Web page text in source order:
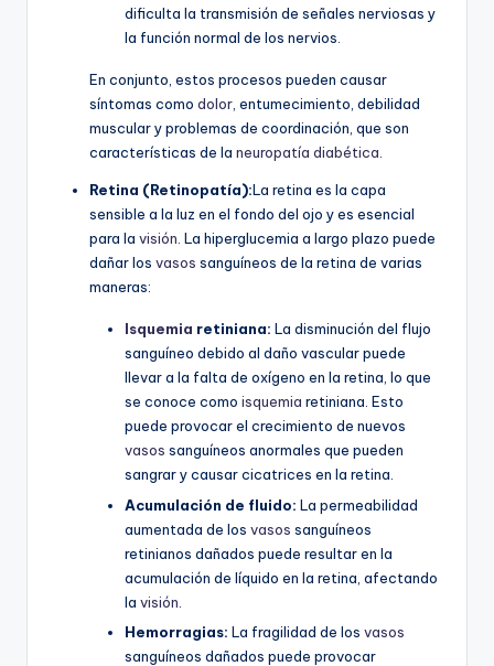
dificulta la transmisión de señales nerviosas y
la función normal de los nervios.
En conjunto, estos procesos pueden causar
síntomas como dolor, entumecimiento, debilidad
muscular y problemas de coordinación, que son
características de la neuropatía diabética.
Retina (Retinopatía):La retina es la capa
sensible a la luz en el fondo del ojo y es esencial
para la visión. La hiperglucemia a largo plazo puede
dañar los vasos sanguíneos de la retina de varias
maneras:
Isquemia retiniana: La disminución del flujo
sanguíneo debido al daño vascular puede
llevar a la falta de oxígeno en la retina, lo que
se conoce como isquemia retiniana. Esto
puede provocar el crecimiento de nuevos
vasos sanguíneos anormales que pueden
sangrar y causar cicatrices en la retina.
Acumulación de fluido: La permeabilidad
aumentada de los vasos sanguíneos
retinianos dañados puede resultar en la
acumulación de líquido en la retina, afectando
la visión
Hemorragias: La fragilidad de los vasos
sanguíneos dañados puede provocar